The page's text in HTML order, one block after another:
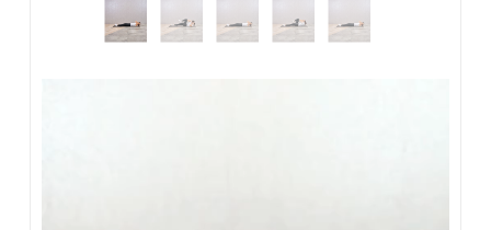
しいトレーニングだと実感しました。